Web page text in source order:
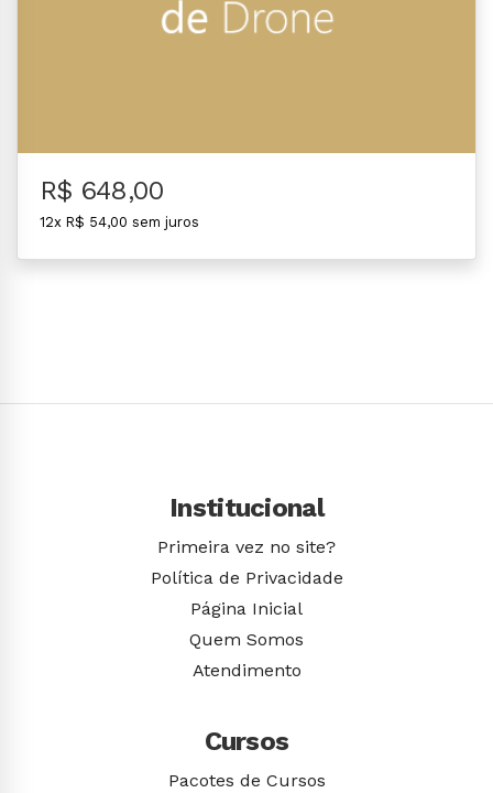
R$ 648,00
12x R$ 54,00 sem juros
Institucional
Primeira vez no site?
Política de Privacidade
Página Inicial
Quem Somos
Atendimento
Cursos
Pacotes de Cursos